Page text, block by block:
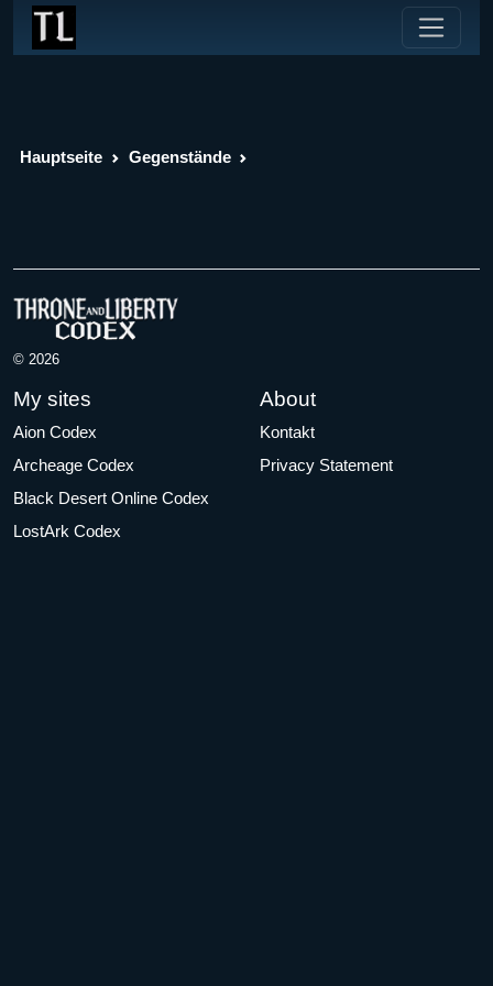
Hauptseite Gegenstände
© 2026
My sites
Aion Codex
Archeage Codex
Black Desert Online Codex
LostArk Codex
About
Kontakt
Privacy Statement